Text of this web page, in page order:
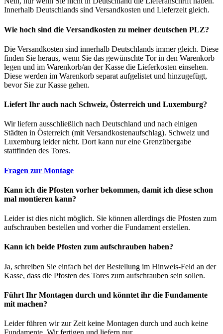
Innerhalb Deutschlands sind Versandkosten und Lieferzeit gleich.
Wie hoch sind die Versandkosten zu meiner deutschen PLZ?
Die Versandkosten sind innerhalb Deutschlands immer gleich. Diese
finden Sie heraus, wenn Sie das gewünschte Tor in den Warenkorb
legen und im Warenkorb/an der Kasse die Lieferkosten einsehen.
Diese werden im Warenkorb separat aufgelistet und hinzugefügt,
bevor Sie zur Kasse gehen.
Liefert Ihr auch nach Schweiz, Österreich und Luxemburg?
Wir liefern ausschließlich nach Deutschland und nach einigen
Städten in Österreich (mit Versandkostenaufschlag). Schweiz und
Luxemburg leider nicht. Dort kann nur eine Grenzübergabe
stattfinden des Tores.
Fragen zur Montage
Kann ich die Pfosten vorher bekommen, damit ich diese schon
mal montieren kann?
Leider ist dies nicht möglich. Sie können allerdings die Pfosten zum
aufschrauben bestellen und vorher die Fundament erstellen.
Kann ich beide Pfosten zum aufschrauben haben?
Ja, schreiben Sie einfach bei der Bestellung im Hinweis-Feld an der
Kasse, dass die Pfosten des Tores zum aufschrauben sein sollen.
Führt Ihr Montagen durch und könntet ihr die Fundamente
mit machen?
Leider führen wir zur Zeit keine Montagen durch und auch keine